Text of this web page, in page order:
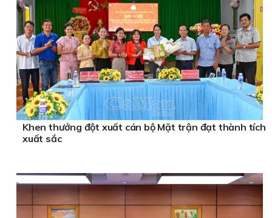
Khen thưởng đột xuất cán bộ Mặt trận đạt thành tích
xuất sắc